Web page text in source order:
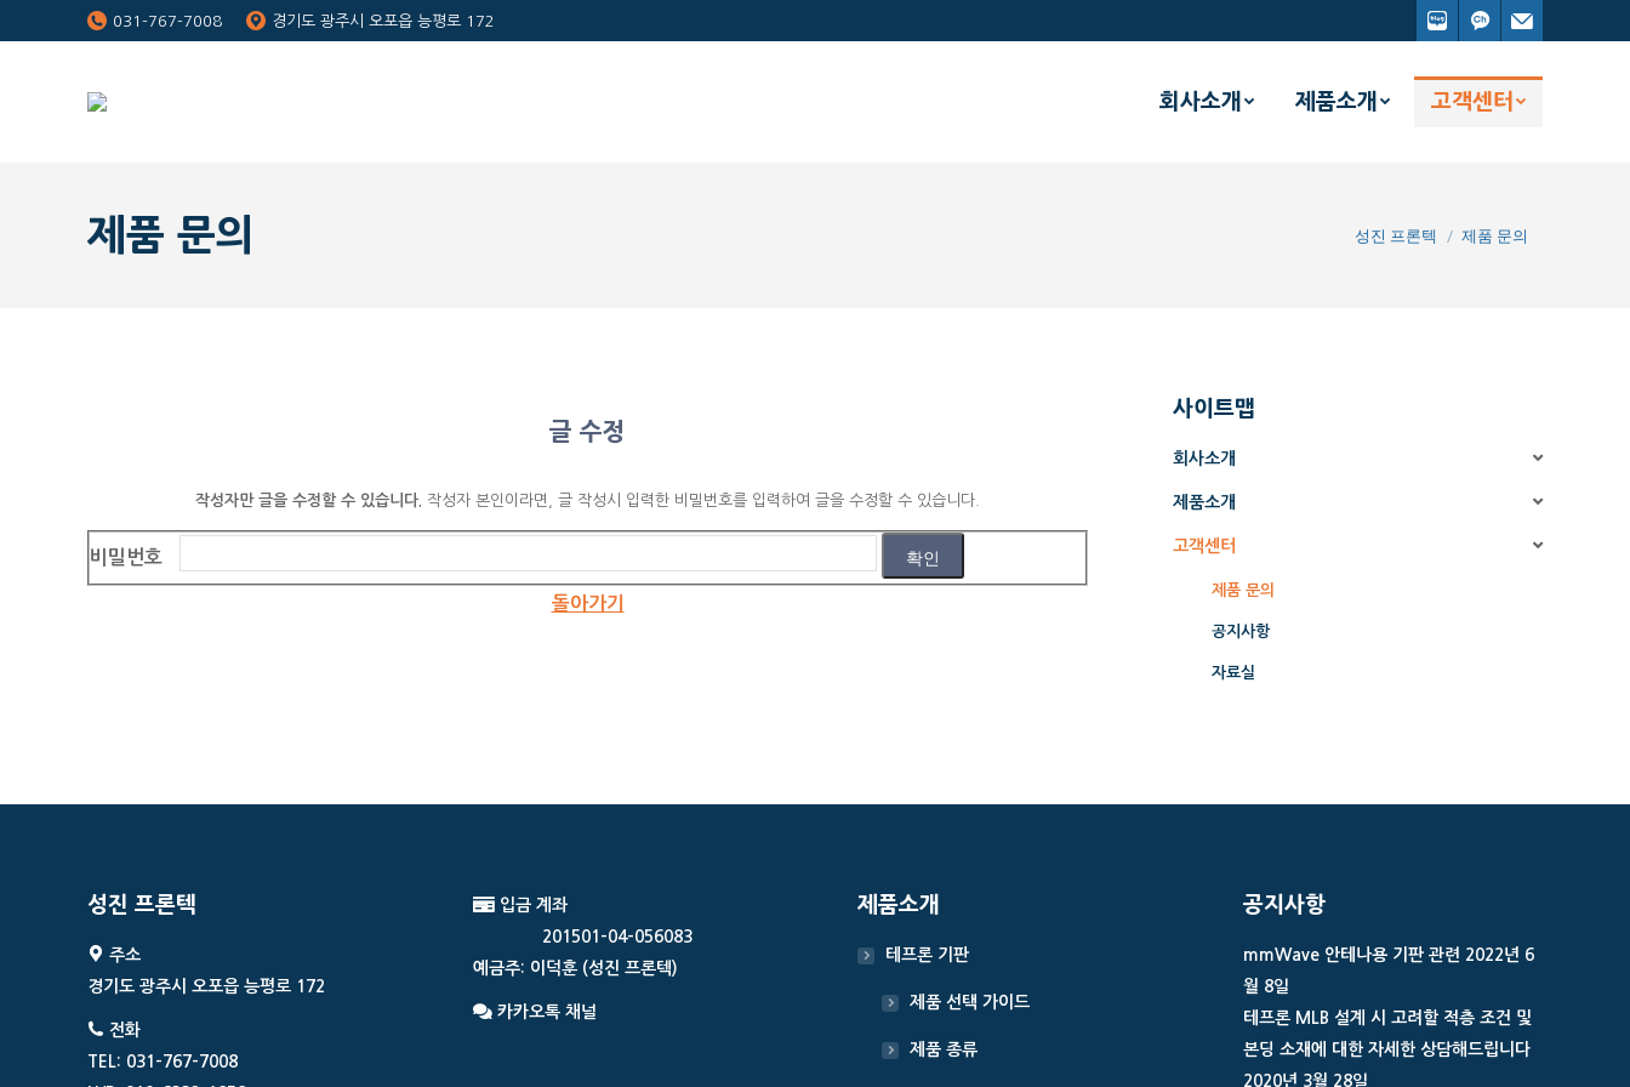
031-767-7008 경기도 광주시 오포읍 능평로 172
회사소개 제품소개 고객센터
제품 문의 You are here:
성진 프론텍 제품 문의
글 수정
작성자만 글을 수정할 수 있습니다. 작성자 본인이라면, 글 작성시 입력한 비밀번호를 입력하여 글을 수정할 수 있습니다.
비밀번호
돌아가기
사이트맵
회사소개
제품소개
고객센터
제품 문의
공지사항
자료실
성진 프론텍
주소
경기도 광주시 오포읍 능평로 172
전화
TEL: 031-767-7008
입금 계좌
201501-04-056083
예금주: 이덕훈 (성진 프론텍)
카카오톡 채널
제품소개
테프론 기판
제품 선택 가이드
제품 종류
공지사항
mmWave 안테나용 기판 관련 2022년 6
월 8일
테프론 MLB 설계 시 고려할 적층 조건 및
본딩 소재에 대한 자세한 상담해드립니다
2020년 3월 28일